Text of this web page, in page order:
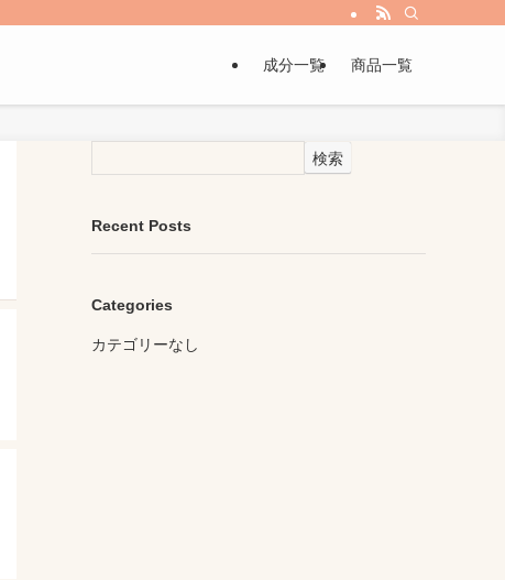
成分一覧 商品一覧
検索
Recent Posts
Categories
カテゴリーなし